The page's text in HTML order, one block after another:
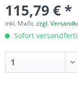
115,79 € *
inkl. MwSt.zzgl.
Sofort